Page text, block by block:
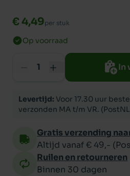
€ 4,49per stuk
Op voorraad
In
Levertijd: Voor 17.30 uur
verzonden MA t/m VR.
Gratis verzending naar
Altijd vanaf € 49,-
Ruilen en retourneren
Binnen 30 dagen